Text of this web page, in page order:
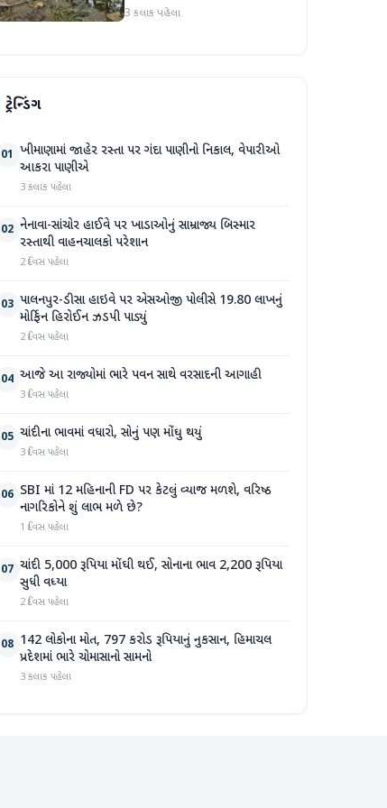
સપ્તાહમાં સેંકડો ભૂંડોના મોત
3 કલાક પહેલા
ટ્રેન્ડિંગ
01 ખીમાણામાં જાહેર રસ્તા પર ગંદા પાણીનો નિકાલ, વેપારીઓ
આકરા પાણીએ
3 કલાક પહેલા
02 નેનાવા-સાંચોર હાઈવે પર ખાડાઓનું સામ્રાજ્ય બિસ્માર
રસ્તાથી વાહનચાલકો પરેશાન
2 દિવસ પહેલા
03 પાલનપુર-ડીસા હાઇવે પર એસઓજી પોલીસે 19.80 લાખનું
મોર્ફિન હિરોઈન ઝડપી પાડ્યું
2 દિવસ પહેલા
04 આજે આ રાજ્યોમાં ભારે પવન સાથે વરસાદની આગાહી
3 દિવસ પહેલા
05 ચાંદીના ભાવમાં વધારો, સોનું પણ મોંઘુ થયું
3 દિવસ પહેલા
06 SBI માં 12 મહિનાની FD પર કેટલું વ્યાજ મળશે, વરિષ્ઠ
નાગરિકોને શું લાભ મળે છે?
1 દિવસ પહેલા
07 ચાંદી 5,000 રૂપિયા મોંઘી થઈ, સોનાના ભાવ 2,200 રૂપિયા
સુધી વધ્યા
2 દિવસ પહેલા
08 142 લોકોના મોત, 797 કરોડ રૂપિયાનું નુકસાન, હિમાચલ
પ્રદેશમાં ભારે ચોમાસાનો સામનો
3 કલાક પહેલા